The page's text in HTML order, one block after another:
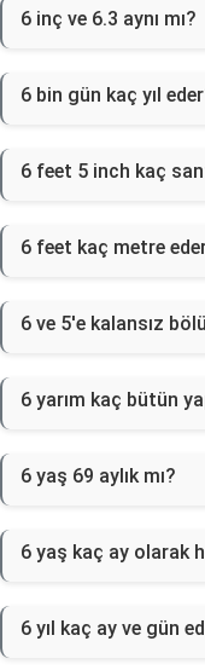
6 inç ve 6.3 aynı mı?
6 bin gün kaç yıl
6 feet 5 inch kaç
6 feet kaç metre
6 ve 5'e kalansız
6 yarım kaç bütün
6 yaş 69 aylık mı?
6 yaş kaç ay olarak
6 yıl kaç ay ve gün